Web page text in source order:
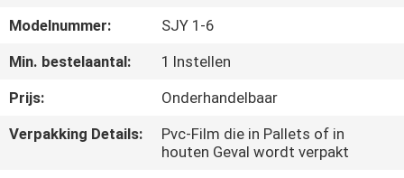
NEEM
CONTACT
MET
ONS
Modelnummer:
SJY 1-6
Min. bestelaantal:
1 Instellen
Prijs:
Onderhandelbaar
Verpakking Details:
Pvc-Film die in Pallets of in
houten Geval wordt verpakt